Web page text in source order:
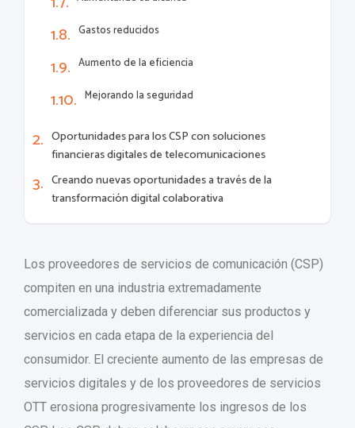
Los proveedores de servicios de comunicación (CSP)
compiten en una industria extremadamente
comercializada y deben diferenciar sus productos y
servicios en cada etapa de la experiencia del
consumidor. El creciente aumento de las empresas de
servicios digitales y de los proveedores de servicios
OTT erosiona progresivamente los ingresos de los
Gastos reducidos
Aumento de la eficiencia
Mejorando la seguridad
Oportunidades para los CSP con soluciones
financieras digitales de telecomunicaciones
Creando nuevas oportunidades a través de la
transformación digital colaborativa